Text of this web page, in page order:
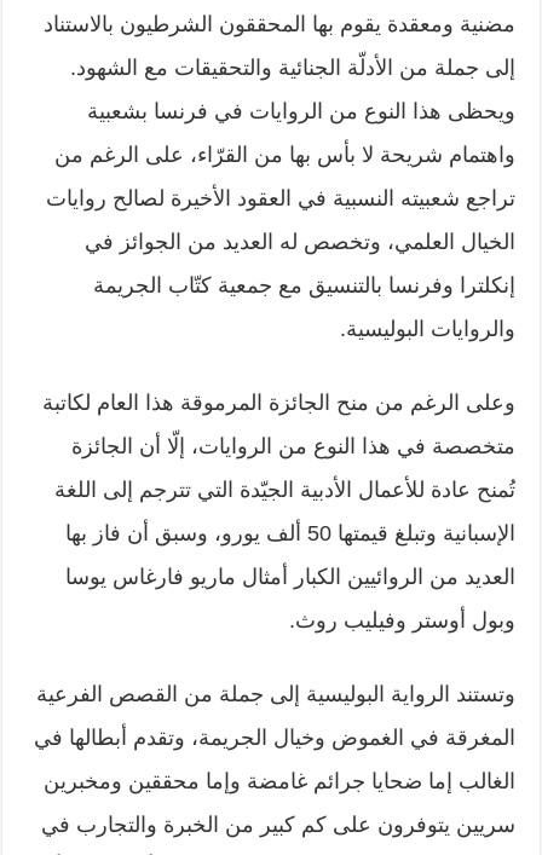
مضنية ومعقدة يقوم بها المحققون الشرطيون بالاستناد
إلى جملة من الأدلّة الجنائية والتحقيقات مع الشهود.
ويحظى هذا النوع من الروايات في فرنسا بشعبية
واهتمام شريحة لا بأس بها من القرّاء، على الرغم من
تراجع شعبيته النسبية في العقود الأخيرة لصالح روايات
الخيال العلمي، وتخصص له العديد من الجوائز في
إنكلترا وفرنسا بالتنسيق مع جمعية كتّاب الجريمة
والروايات البوليسية.
وعلى الرغم من منح الجائزة المرموقة هذا العام لكاتبة
متخصصة في هذا النوع من الروايات، إلّا أن الجائزة
تُمنح عادة للأعمال الأدبية الجيّدة التي تترجم إلى اللغة
الإسبانية وتبلغ قيمتها 50 ألف يورو، وسبق أن فاز بها
العديد من الروائيين الكبار أمثال ماريو فارغاس يوسا
وبول أوستر وفيليب روث.
وتستند الرواية البوليسية إلى جملة من القصص الفرعية
المغرقة في الغموض وخيال الجريمة، وتقدم أبطالها في
الغالب إما ضحايا جرائم غامضة وإما محققين ومخبرين
سريين يتوفرون على كم كبير من الخبرة والتجارب في